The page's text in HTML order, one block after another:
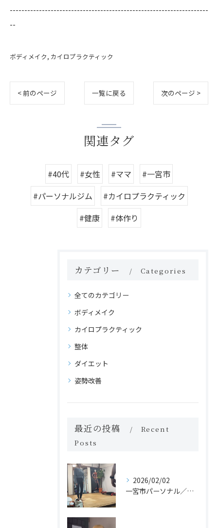
--------------------------------------------------------------------
--
ボディメイク カイロプラクティック
< 前のページ 一覧に戻る 次のページ >
関連タグ
#40代 #女性 #ママ
#一宮市
#パーソナルジム
#カイロプラクティック
#健康
#体作り
カテゴリー Categories
全てのカテゴリー
ボディメイク
カイロプラクティック
整体
ダイエット
姿勢改善
最近の投稿
Recent
Posts
2026/02/02
一宮市パーソナル／カイロのジムでヨガレッスンがスタート！？